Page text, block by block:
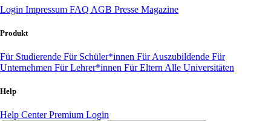
Login Impressum FAQ AGB Presse Magazine
Produkt
Für Studierende Für Schüler*innen Für Auszubildende Für
Unternehmen Für Lehrer*innen Für Eltern Alle Universitäten
Help
Help CenterPremium Login